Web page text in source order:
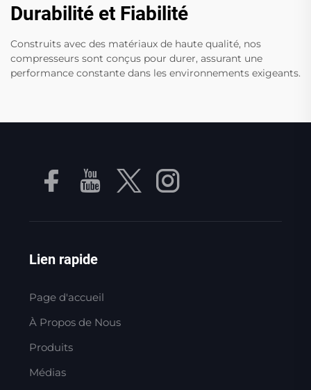
Durabilité et Fiabilité
Construits avec des matériaux de haute qualité, nos
compresseurs sont conçus pour durer, assurant une
performance constante dans les environnements exigeants.
Lien rapide
Page d'accueil
À Propos de Nous
Produits
Médias